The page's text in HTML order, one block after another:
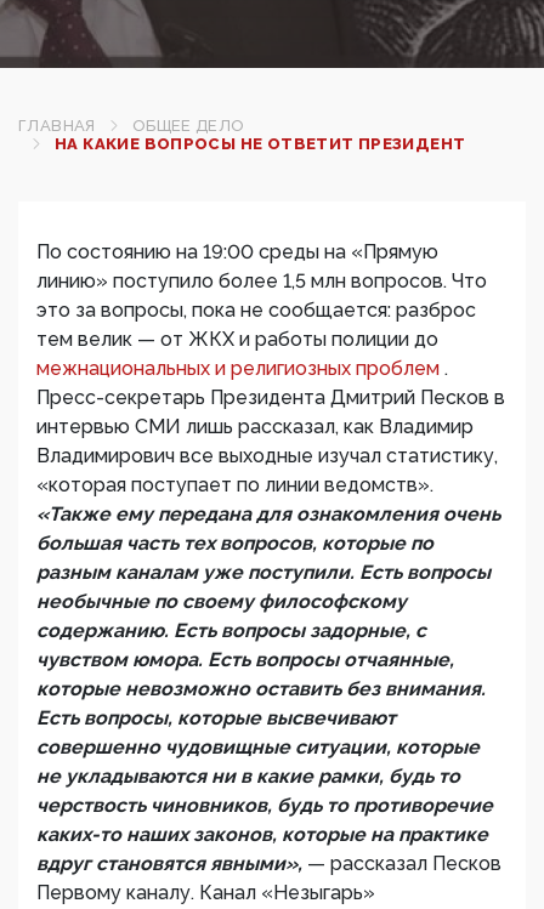
ГЛАВНАЯ
ОБЩЕЕ ДЕЛО
НА КАКИЕ ВОПРОСЫ НЕ ОТВЕТИТ ПРЕЗИДЕНТ
По состоянию на 19:00 среды на «Прямую
линию» поступило более 1,5 млн вопросов. Что
это за вопросы, пока не сообщается: разброс
тем велик — от ЖКХ и работы полиции до
межнациональных и религиозных проблем .
Пресс-секретарь Президента Дмитрий Песков в
интервью СМИ лишь рассказал, как Владимир
Владимирович все выходные изучал статистику,
«которая поступает по линии ведомств».
«Также ему передана для ознакомления очень
большая часть тех вопросов, которые по
разным каналам уже поступили. Есть вопросы
необычные по своему философскому
содержанию. Есть вопросы задорные, с
чувством юмора. Есть вопросы отчаянные,
которые невозможно оставить без внимания.
Есть вопросы, которые высвечивают
совершенно чудовищные ситуации, которые
не укладываются ни в какие рамки, будь то
черствость чиновников, будь то противоречие
каких-то наших законов, которые на практике
вдруг становятся явными», — рассказал Песков
Первому каналу. Канал «Незыгарь»